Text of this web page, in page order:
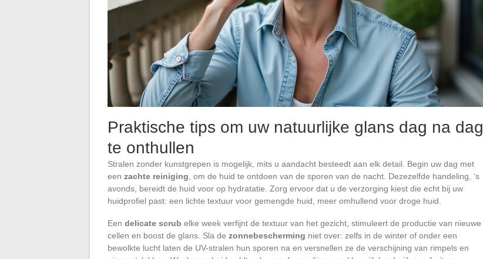
Praktische tips om uw natuurlijke glans dag na dag
te onthullen
Stralen zonder kunstgrepen is mogelijk, mits u aandacht besteedt aan elk detail. Begin uw dag met
een zachte reiniging , om de huid te ontdoen van de sporen van de nacht. Dezezelfde handeling, ‘s
avonds, bereidt de huid voor op hydratatie. Zorg ervoor dat u de verzorging kiest die echt bij uw
huidprofiel past: een lichte textuur voor gemengde huid, meer omhullend voor droge huid.
Een delicate scrub elke week verfijnt de textuur van het gezicht, stimuleert de productie van nieuwe
cellen en boost de glans. Sla de zonnebescherming niet over: zelfs in de winter of onder een
bewolkte lucht laten de UV-stralen hun sporen na en versnellen ze de verschijning van rimpels en